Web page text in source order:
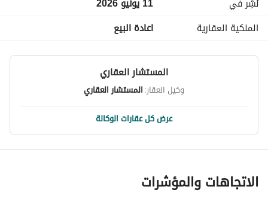
نُشِر في
11 يونيو 2026
الملكية العقارية
اعادة البيع
المستشار العقاري
وكيل العقار:المستشار العقاري
عرض كل عقارات الوكالة
الاتجاهات والمؤشرات